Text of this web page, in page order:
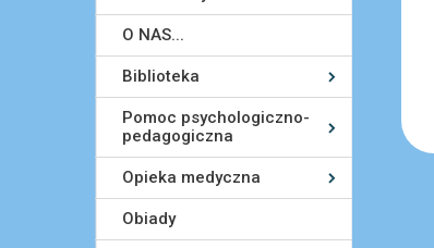
O NAS...
Biblioteka
Pomoc psychologiczno-
pedagogiczna
Opieka medyczna
Obiady